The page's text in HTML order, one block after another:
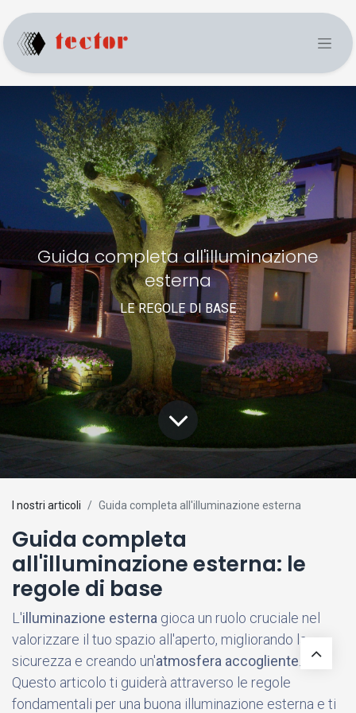
Guida completa all'illuminazione
esterna
LE REGOLE DI BASE
I nostri articoli Guida completa all'illuminazione esterna
Guida completa
all'illuminazione esterna: le
regole di base
L'illuminazione esterna gioca un ruolo cruciale nel
valorizzare il tuo spazio all'aperto, migliorando la
sicurezza e creando un'atmosfera accogliente
Questo articolo ti guiderà attraverso le regole
fondamentali per una buona illuminazione esterna e ti